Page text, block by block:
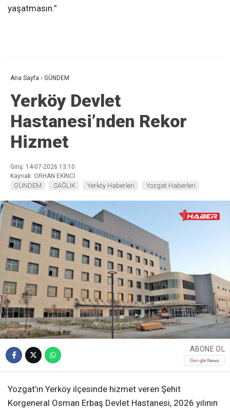
yaşatmasın.”
Ana Sayfa › GÜNDEM
Yerköy Devlet
Hastanesi’nden Rekor
Hizmet
Giriş: 14-07-2026 13:10
Kaynak: ORHAN EKİNCİ
GÜNDEM SAĞLIK Yerköy Haberleri Yozgat Haberleri
ABONE OL
Yozgat’ın Yerköy ilçesinde hizmet veren Şehit
Korgeneral Osman Erbaş Devlet Hastanesi, 2026 yılının